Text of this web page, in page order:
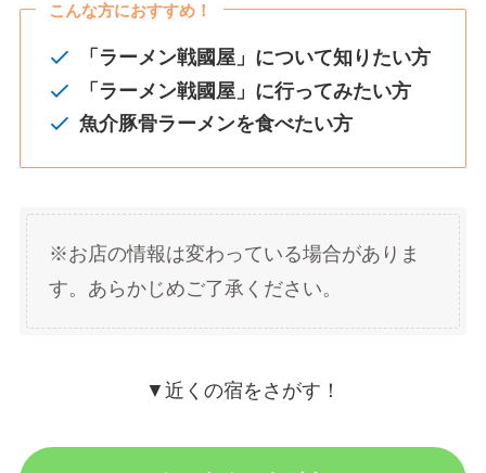
こんな方におすすめ！
「ラーメン戦國屋」について知りたい方
「ラーメン戦國屋」に行ってみたい方
魚介豚骨ラーメンを食べたい方
※お店の情報は変わっている場合がありま
す。あらかじめご了承ください。
▼近くの宿をさがす！